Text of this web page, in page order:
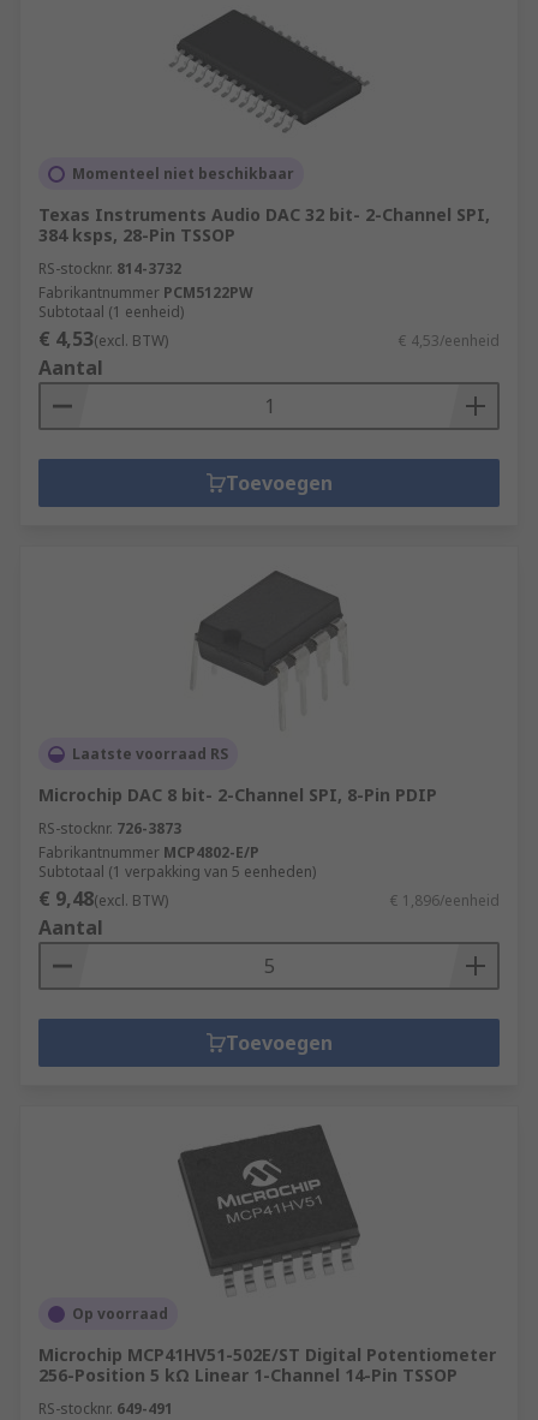
Momenteel niet beschikbaar
Texas Instruments Audio DAC 32 bit- 2-Channel SPI,
384 ksps, 28-Pin TSSOP
RS-stocknr. 814-3732
Fabrikantnummer PCM5122PW
Subtotaal (1 eenheid)
€ 4,53(excl. BTW) € 4,53/eenheid
Aantal
Toevoegen
Laatste voorraad RS
Microchip DAC 8 bit- 2-Channel SPI, 8-Pin PDIP
RS-stocknr. 726-3873
Fabrikantnummer MCP4802-E/P
Subtotaal (1 verpakking van 5 eenheden)
€ 9,48(excl. BTW) € 1,896/eenheid
Aantal
Toevoegen
Op voorraad
Microchip MCP41HV51-502E/ST Digital Potentiometer
256-Position 5 kΩ Linear 1-Channel 14-Pin TSSOP
RS-stocknr. 649-491